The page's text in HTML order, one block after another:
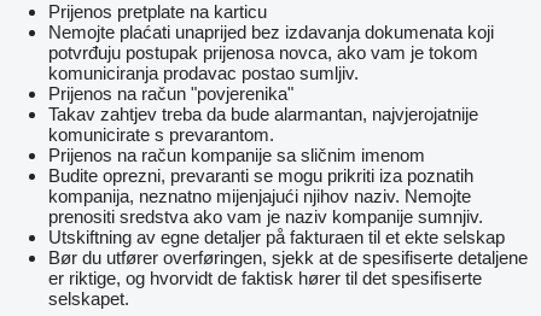
Prijenos pretplate na karticu
Nemojte plaćati unaprijed bez izdavanja dokumenata koji
potvrđuju postupak prijenosa novca, ako vam je tokom
komuniciranja prodavac postao sumljiv.
Prijenos na račun "povjerenika"
Takav zahtjev treba da bude alarmantan, najvjerojatnije
komunicirate s prevarantom.
Prijenos na račun kompanije sa sličnim imenom
Budite oprezni, prevaranti se mogu prikriti iza poznatih
kompanija, neznatno mijenjajući njihov naziv. Nemojte
prenositi sredstva ako vam je naziv kompanije sumnjiv.
Utskiftning av egne detaljer på fakturaen til et ekte selskap
Bør du utfører overføringen, sjekk at de spesifiserte detaljene
er riktige, og hvorvidt de faktisk hører til det spesifiserte
selskapet.